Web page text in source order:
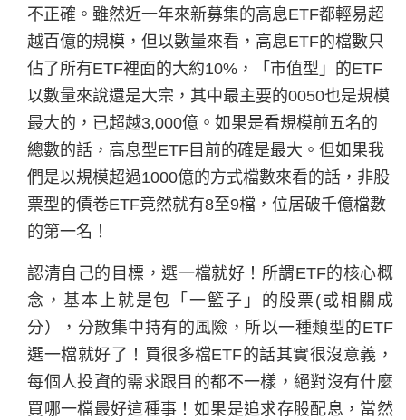
不正確。雖然近一年來新募集的高息ETF都輕易超
越百億的規模，但以數量來看，高息ETF的檔數只
佔了所有ETF裡面的大約10% ，「市值型」的ETF
以數量來說還是大宗，其中最主要的0050也是規模
最大的，已超越3,000億。如果是看規模前五名的
總數的話，高息型ETF 目前的確是最大。但如果我
們是以規模超過1000億的方式檔數來看的話，非股
票型的債卷ETF竟然就有8至9檔，位居破千億檔數
的第一名！
認清自己的目標，選一檔就好！所謂ETF的核心概
念，基本上就是包「一籃子」的股票(或相關成
分），分散集中持有的風險，所以一種類型的ETF
選一檔就好了！買很多檔ETF的話其實很沒意義，
每個人投資的需求跟目的都不一樣，絕對沒有什麼
買哪一檔最好這種事！如果是追求存股配息，當然